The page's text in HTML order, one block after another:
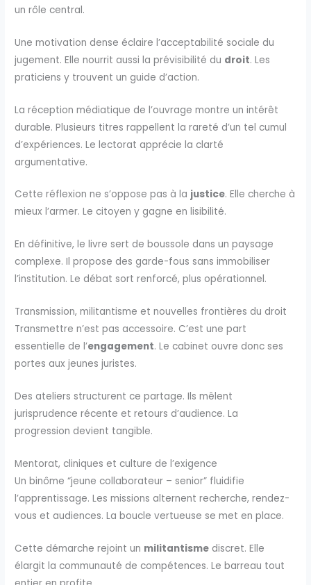
un rôle central.
Une motivation dense éclaire l’acceptabilité sociale du
jugement. Elle nourrit aussi la prévisibilité du droit. Les
praticiens y trouvent un guide d’action.
La réception médiatique de l’ouvrage montre un intérêt
durable. Plusieurs titres rappellent la rareté d’un tel cumul
d’expériences. Le lectorat apprécie la clarté
argumentative.
Cette réflexion ne s’oppose pas à la justice. Elle cherche à
mieux l’armer. Le citoyen y gagne en lisibilité.
En définitive, le livre sert de boussole dans un paysage
complexe. Il propose des garde-fous sans immobiliser
l’institution. Le débat sort renforcé, plus opérationnel.
Transmission, militantisme et nouvelles frontières du droit
Transmettre n’est pas accessoire. C’est une part
essentielle de l’engagement. Le cabinet ouvre donc ses
portes aux jeunes juristes.
Des ateliers structurent ce partage. Ils mêlent
jurisprudence récente et retours d’audience. La
progression devient tangible.
Mentorat, cliniques et culture de l’exigence
Un binôme “jeune collaborateur – senior” fluidifie
l’apprentissage. Les missions alternent recherche, rendez-
vous et audiences. La boucle vertueuse se met en place.
Cette démarche rejoint un militantisme discret. Elle
élargit la communauté de compétences. Le barreau tout